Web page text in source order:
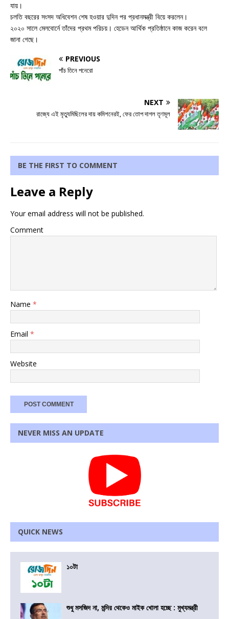
যায়।
চলতি বছরের সংসদ অধিবেশন শেষ হওয়ার দুদিন পর প্রধানমন্ত্রী বিয়ে করলেন।
২০২০ সালে মেলবোর্নে তাঁদের প্রথম পরিচয়। হেডেন আর্থিক প্রতিষ্ঠানে কাজ করেন বলে
জানা গেছে।
PREVIOUS
পাঁচ তিনে পনেরো
NEXT
রাজ্যে এই মৃত্যুমিছিলের দায় কমিশনেরই, ফের তোপ দাগল তৃণমূল
BE THE FIRST TO COMMENT
Leave a Reply
Your email address will not be published.
Comment
Name *
Email *
Website
NEVER MISS AN UPDATE
QUICK NEWS
১০টা
শুধু মসজিদ না, মন্দির থেকেও মাইক খোলা হচ্ছে : মুখ্যমন্ত্রী